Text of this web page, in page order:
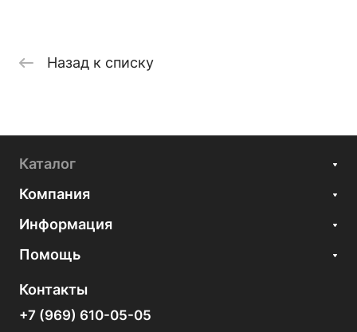
Назад к списку
Каталог
Компания
Информация
Помощь
Контакты
+7 (969) 610-05-05